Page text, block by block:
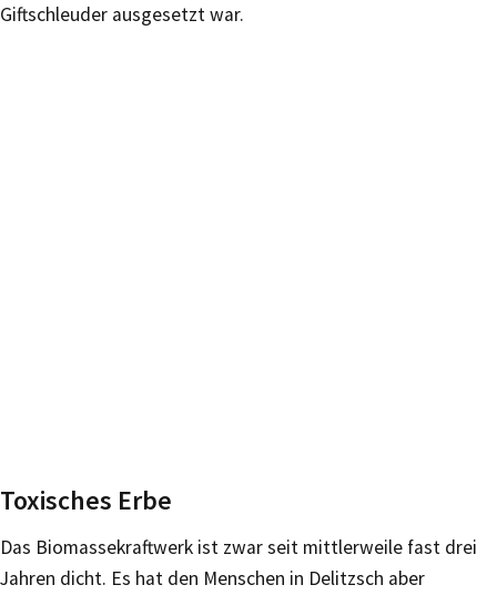
Giftschleuder ausgesetzt war.
Toxisches Erbe
Das Biomassekraftwerk ist zwar seit mittlerweile fast drei
Jahren dicht. Es hat den Menschen in Delitzsch aber